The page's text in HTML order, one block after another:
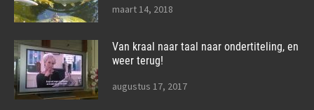
maart 14, 2018
Van kraal naar taal naar ondertiteling, en
weer terug!
augustus 17, 2017